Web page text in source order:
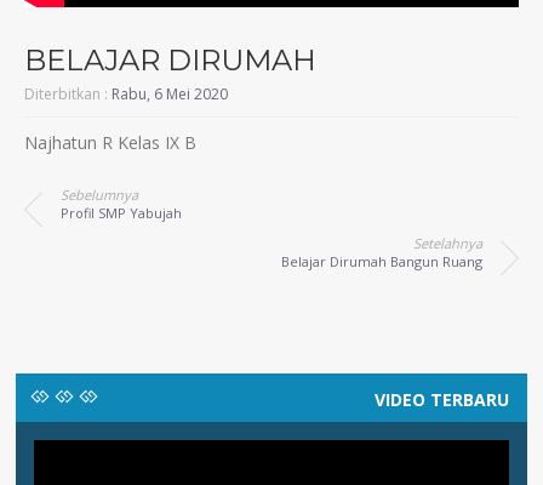
BELAJAR DIRUMAH
Diterbitkan : Rabu, 6 Mei 2020
Najhatun R Kelas IX B
Sebelumnya
Profil SMP Yabujah
Setelahnya
Belajar Dirumah Bangun Ruang
VIDEO TERBARU